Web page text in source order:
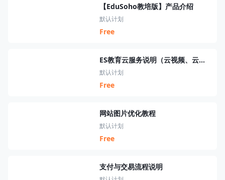
【EduSoho教培版】产品介绍
默认计划
Free
ES教育云服务说明（云视频、云短信、云资源、云搜索、云直播）
默认计划
Free
网站图片优化教程
默认计划
Free
支付与交易流程说明